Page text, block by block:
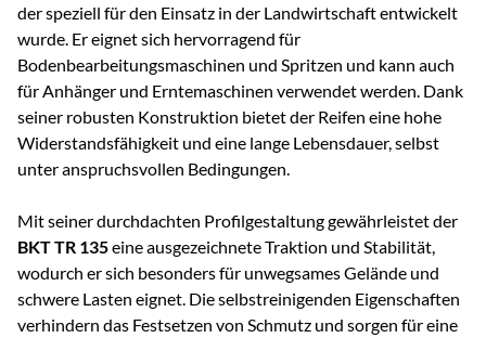
der speziell für den Einsatz in der Landwirtschaft entwickelt
wurde. Er eignet sich hervorragend für
Bodenbearbeitungsmaschinen und Spritzen und kann auch
für Anhänger und Erntemaschinen verwendet werden. Dank
seiner robusten Konstruktion bietet der Reifen eine hohe
Widerstandsfähigkeit und eine lange Lebensdauer, selbst
unter anspruchsvollen Bedingungen.
Mit seiner durchdachten Profilgestaltung gewährleistet der
BKT TR 135eine ausgezeichnete Traktion und Stabilität,
wodurch er sich besonders für unwegsames Gelände und
schwere Lasten eignet. Die selbstreinigenden Eigenschaften
verhindern das Festsetzen von Schmutz und sorgen für eine